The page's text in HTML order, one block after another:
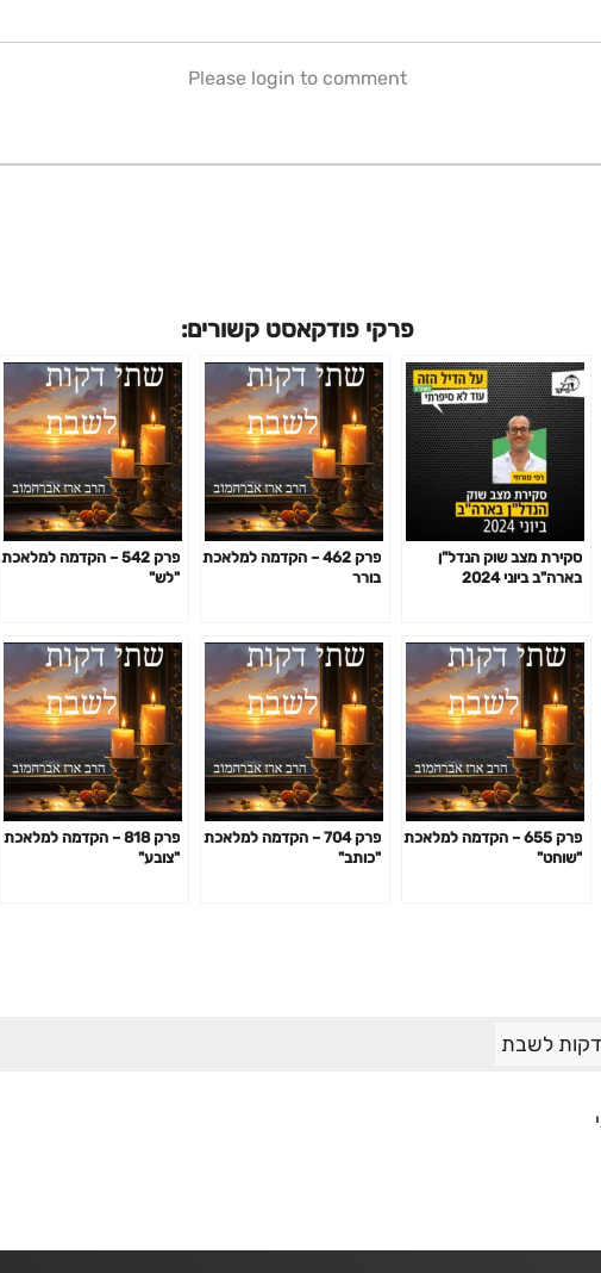
Please login to comment
פרקי פודקאסט קשורים:
סקירת מצב שוק הנדל"ן
בארה"ב ביוני 2024
פרק 462 – הקדמה למלאכת
בורר
פרק 542 – הקדמה למלאכת
"לש"
פרק 655 – הקדמה למלאכת
"שוחט"
פרק 704 – הקדמה למלאכת
"כותב"
פרק 818 – הקדמה למלאכת
"צובע"
לשבת